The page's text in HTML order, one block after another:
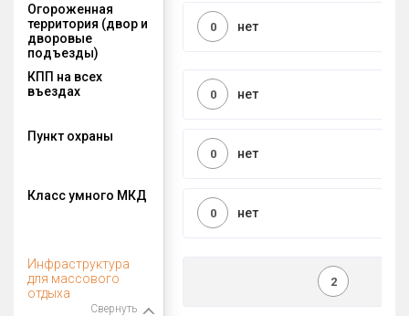
Огороженная
территория (двор и
дворовые
подъезды)
нет
0
КПП на всех
въездах
нет
0
Пункт охраны
нет
0
Класс умного МКД
нет
0
Инфраструктура
для массового
отдыха
Свернуть
2